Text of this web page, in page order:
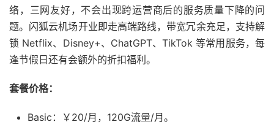
络，三网友好，不会出现跨运营商后的服务质量下降的问
题。闪狐云机场开业即走高端路线，带宽冗余充足，支持解
锁 Netflix、Disney+、ChatGPT、TikTok 等常用服务，每
逢节假日还有会额外的折扣福利。
套餐价格：
Basic：￥20/月，120G流量/月。